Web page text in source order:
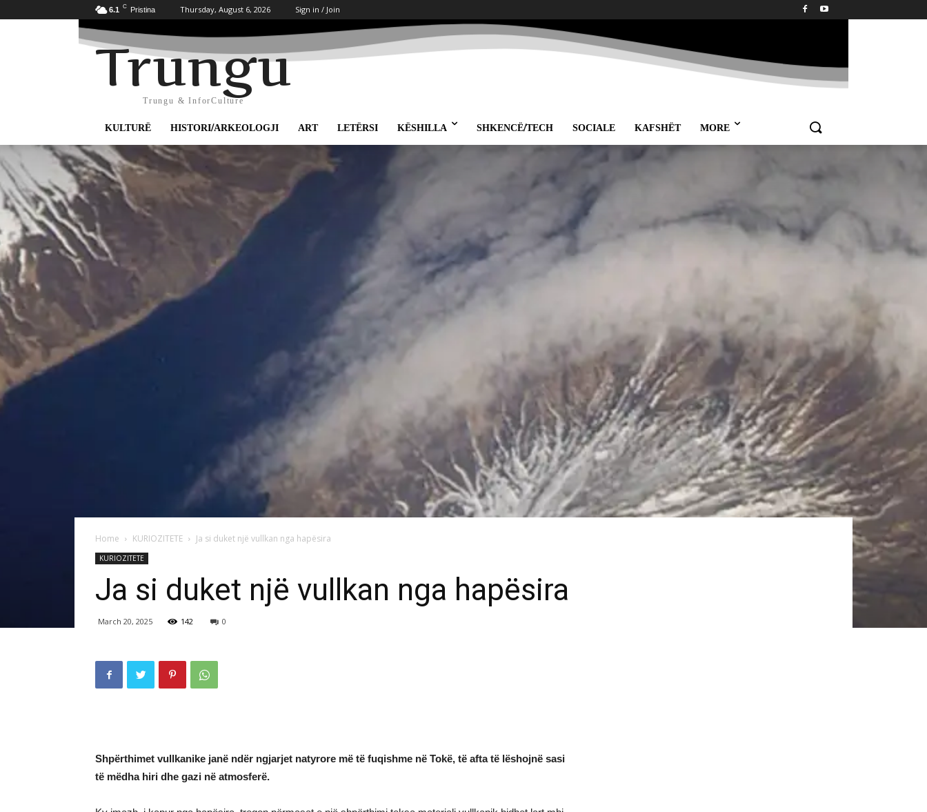
6.1 C Pristina Thursday, August 6, 2026 Sign in / Join
Trungu
Trungu & InforCulture
KULTURË HISTORI/ARKEOLOGJI ART LETËRSI KËSHILLA SHKENCË/TECH SOCIALE KAFSHËT MORE
Home KURIOZITETE Ja si duket një vullkan nga hapësira
KURIOZITETE
Ja si duket një vullkan nga hapësira
March 20, 2025 142 0
Shpërthimet vullkanike janë ndër ngjarjet natyrore më të fuqishme në Tokë, të afta të lëshojnë sasi
të mëdha hiri dhe gazi në atmosferë.